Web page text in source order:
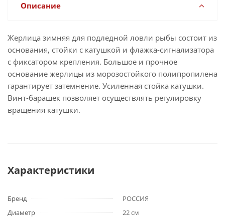
Описание
Жерлица зимняя для подледной ловли рыбы состоит из
основания, стойки с катушкой и флажка-сигнализатора
с фиксатором крепления. Большое и прочное
основание жерлицы из морозостойкого полипропилена
гарантирует затемнение. Усиленная стойка катушки.
Винт-барашек позволяет осуществлять регулировку
вращения катушки.
Характеристики
Бренд
РОССИЯ
Диаметр
22 см